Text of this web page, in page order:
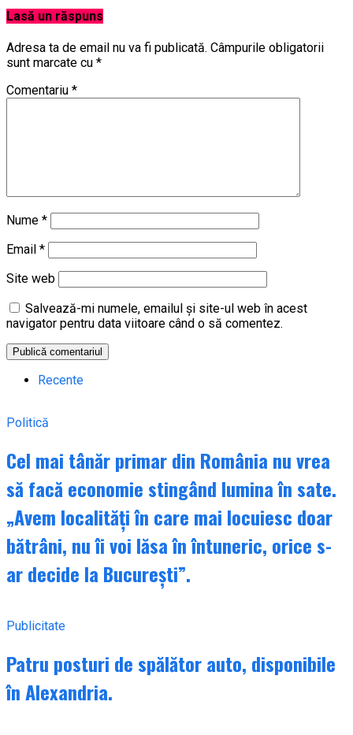
Lasă un răspuns
Adresa ta de email nu va fi publicată. Câmpurile obligatorii
sunt marcate cu *
Comentariu *
Nume *
Email *
Site web
Salvează-mi numele, emailul și site-ul web în acest
navigator pentru data viitoare când o să comentez.
Recente
Politică
Cel mai tânăr primar din România nu vrea
să facă economie stingând lumina în sate.
„Avem localități în care mai locuiesc doar
bătrâni, nu îi voi lăsa în întuneric, orice s-
ar decide la București”.
Publicitate
Patru posturi de spălător auto, disponibile
în Alexandria.